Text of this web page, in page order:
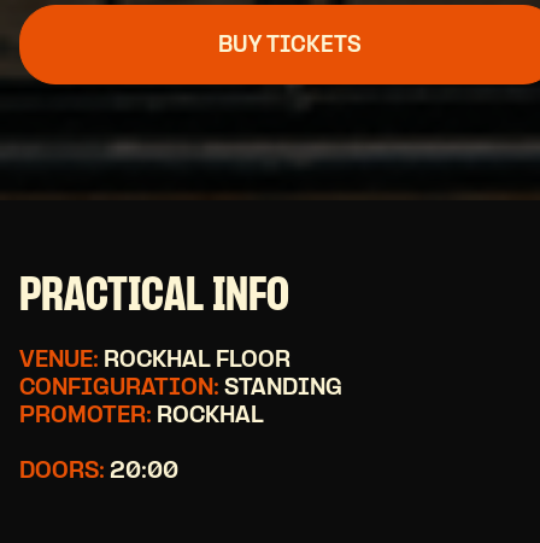
BUY TICKETS
PRACTICAL INFO
VENUE: ROCKHAL FLOOR
CONFIGURATION: STANDING
PROMOTER: ROCKHAL
DOORS: 20:00